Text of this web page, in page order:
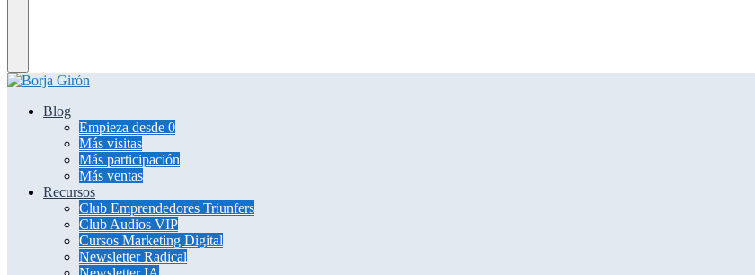
Blog
Empieza desde 0
Más visitas
Más participación
Más ventas
Recursos
Club Emprendedores Triunfers
Club Audios VIP
Cursos Marketing Digital
Newsletter Radical